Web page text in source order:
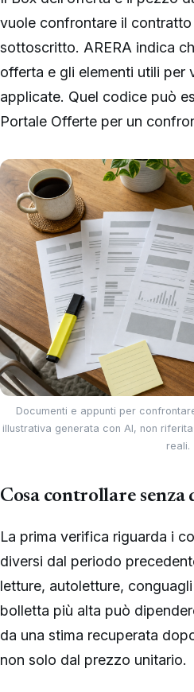
vuole confrontare il
sottoscritto. ARERA indica
offerta e gli elementi utili per
applicate. Quel codice può
Portale Offerte per un
Documenti e appunti per
illustrativa generata con AI, non
reali.
Cosa controllare
La prima verifica riguarda i
diversi dal periodo
letture, autoletture,
bolletta più alta può
da una stima recuperata
non solo dal prezzo unitario.